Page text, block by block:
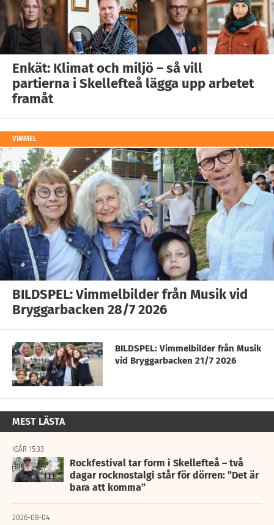
Enkät: Klimat och miljö – så vill
partierna i Skellefteå lägga upp arbetet
framåt
VIMMEL
BILDSPEL: Vimmelbilder från Musik vid
Bryggarbacken 28/7 2026
BILDSPEL: Vimmelbilder från Musik
vid Bryggarbacken 21/7 2026
MEST LÄSTA
IGÅR 15:33
Rockfestival tar form i Skellefteå – två
dagar rocknostalgi står för dörren: ”Det är
bara att komma”
2026-08-04